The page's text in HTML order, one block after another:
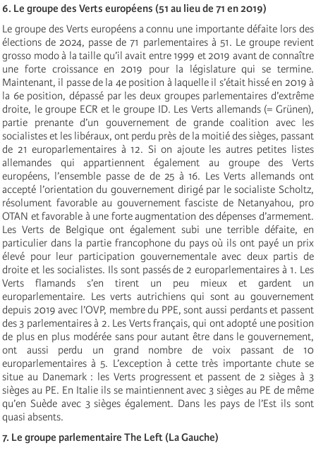
6. Le groupe des Verts européens (51 au lieu de 71 en 2019)
Le groupe des Verts européens a connu une importante défaite lors des
élections de 2024, passe de 71 parlementaires à 51. Le groupe revient
grosso modo à la taille qu’il avait entre 1999 et 2019 avant de connaître
une forte croissance en 2019 pour la législature qui se termine.
Maintenant, il passe de la 4e position à laquelle il s’était hissé en 2019 à
la 6e position, dépassé par les deux groupes parlementaires d’extrême
droite, le groupe ECR et le groupe ID. Les Verts allemands (= Grünen),
partie prenante d’un gouvernement de grande coalition avec les
socialistes et les libéraux, ont perdu près de la moitié des sièges, passant
de 21 europarlementaires à 12. Si on ajoute les autres petites listes
allemandes qui appartiennent également au groupe des Verts
européens, l’ensemble passe de de 25 à 16. Les Verts allemands ont
accepté l’orientation du gouvernement dirigé par le socialiste Scholtz,
résolument favorable au gouvernement fasciste de Netanyahou, pro
OTAN et favorable à une forte augmentation des dépenses d’armement.
Les Verts de Belgique ont également subi une terrible défaite, en
particulier dans la partie francophone du pays où ils ont payé un prix
élevé pour leur participation gouvernementale avec deux partis de
droite et les socialistes. Ils sont passés de 2 europarlementaires à 1. Les
Verts flamands s’en tirent un peu mieux et gardent un
europarlementaire. Les verts autrichiens qui sont au gouvernement
depuis 2019 avec l’OVP, membre du PPE, sont aussi perdants et passent
des 3 parlementaires à 2. Les Verts français, qui ont adopté une position
de plus en plus modérée sans pour autant être dans le gouvernement,
ont aussi perdu un grand nombre de voix passant de 10
europarlementaires à 5. L’exception à cette très importante chute se
situe au Danemark : les Verts progressent et passent de 2 sièges à 3
sièges au PE. En Italie ils se maintiennent avec 3 sièges au PE de même
qu’en Suède avec 3 sièges également. Dans les pays de l’Est ils sont
quasi absents.
7. Le groupe parlementaire The Left (La Gauche)